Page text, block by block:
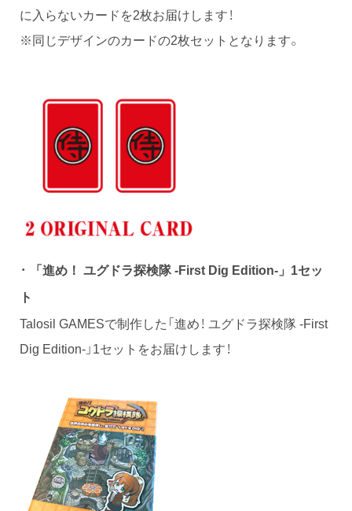
に入らないカードを2枚お届けします！
※同じデザインのカードの2枚セットとなります。
・
「進め！ ユグドラ探検隊 -First Dig Edition-」1セッ
ト
Talosil GAMESで制作した「進め！ ユグドラ探検隊 -First
Dig Edition-」1セットをお届けします！